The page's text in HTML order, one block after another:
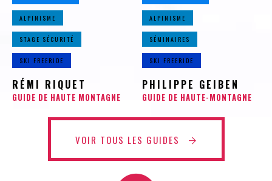
ALPINISME
STAGE SÉCURITÉ
SKI FREERIDE
RÉMI RIQUET
GUIDE DE HAUTE MONTAGNE
ALPINISME
SÉMINAIRES
SKI FREERIDE
PHILIPPE GEIBEN
GUIDE DE HAUTE-MONTAGNE
VOIR TOUS LES GUIDES